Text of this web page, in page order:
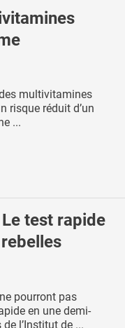
multivitamines
risque réduit d’un
...
Le test rapide
pourront pas
en une demi-
l’Institut de ...